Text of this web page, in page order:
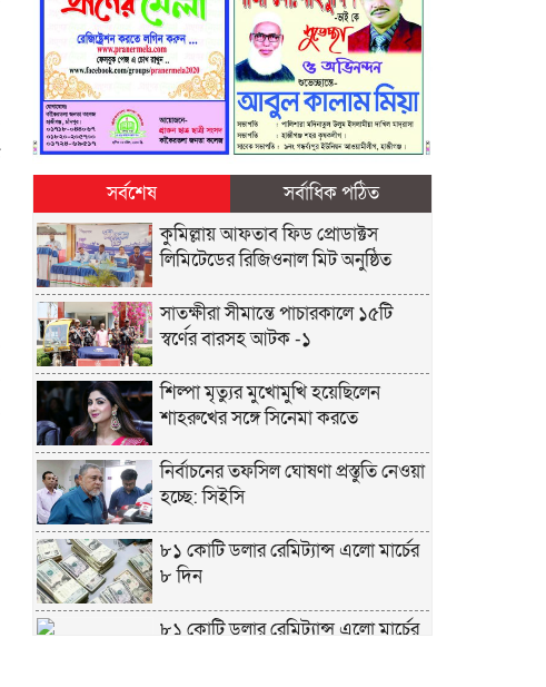
সর্বশেষ
সর্বাধিক পঠিত
কুমিল্লায় আফতাব ফিড প্রোডাক্টস
লিমিটেডের রিজিওনাল মিট অনুষ্ঠিত
সাতক্ষীরা সীমান্তে পাচারকালে ১৫টি
স্বর্ণের বারসহ আটক -১
শিল্পা মৃত্যুর মুখোমুখি হয়েছিলেন
শাহরুখের সঙ্গে সিনেমা করতে
নির্বাচনের তফসিল ঘোষণা প্রস্তুতি নেওয়া
হচ্ছে: সিইসি
৮১ কোটি ডলার রেমিট্যান্স এলো মার্চের
৮ দিন
৮১ কোটি ডলার রেমিট্যান্স এলো মার্চের